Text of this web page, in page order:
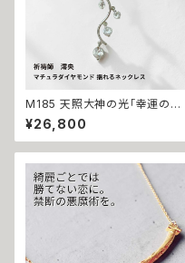
M185 天照大神の光「幸運の連
鎖」運が味方し誰もがあなたを
応援 大開運 成功・金運・良縁 マ
チュラダイヤモンド 揺れるネッ
パワーストーン 天然石 ご利益
お守り 霊感霊視 スピリチュアル
強運 神社 神様
¥26,800